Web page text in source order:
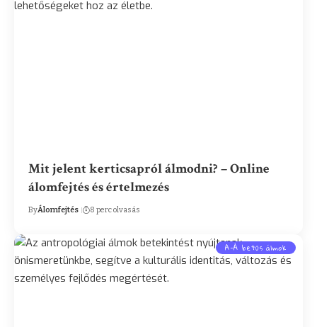
Mit jelent kerticsapról álmodni? – Online
álomfejtés és értelmezés
ByÁlomfejtés 8 perc olvasás
A-Á betűs álmok